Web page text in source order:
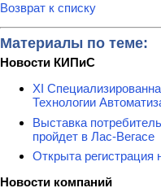
Возврат к списку
Материалы по теме:
Новости КИПиС
XI
Технологии
Выставка
пройдет в Лас-Вегасе
Открыта регистрация
Новости компаний